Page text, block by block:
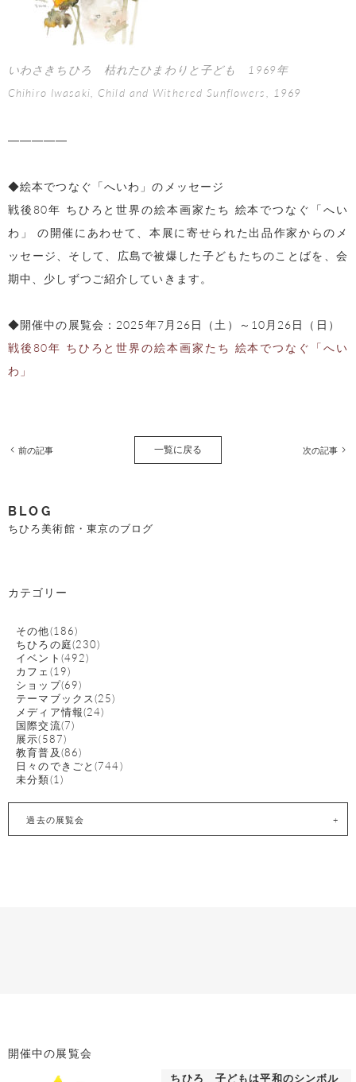
いわさきちひろ 枯れたひまわりと子ども 1969年
Chihiro Iwasaki, Child and Withered Sunflowers, 1969
―――――
◆絵本でつなぐ「へいわ」のメッセージ
戦後80年 ちひろと世界の絵本画家たち 絵本でつなぐ「へい
わ」 の開催にあわせて、本展に寄せられた出品作家からのメ
ッセージ、そして、広島で被爆した子どもたちのことばを、会
期中、少しずつご紹介していきます。
◆開催中の展覧会：2025年7月26日（土）～10月26日（日）
戦後80年 ちひろと世界の絵本画家たち 絵本でつなぐ「へい
わ」
前の記事 一覧に戻る 次の記事
BLOG
ちひろ美術館・東京のブログ
カテゴリー
その他(186)
ちひろの庭(230)
イベント(492)
カフェ(19)
ショップ(69)
テーマブックス(25)
メディア情報(24)
国際交流(7)
展示(587)
教育普及(86)
日々のできごと(744)
未分類(1)
過去の展覧会
開催中の展覧会
ちひろ 子どもは平和のシンボル